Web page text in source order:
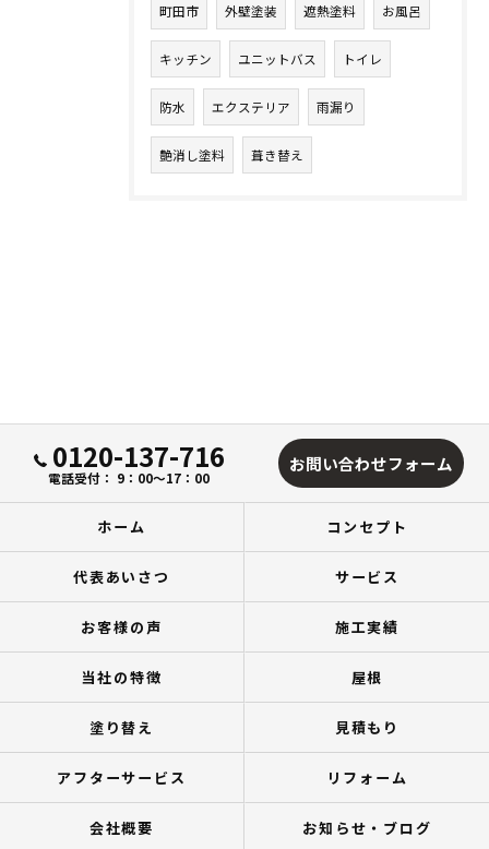
町田市 外壁塗装 遮熱塗料 お風呂
キッチン ユニットバス トイレ
防水 エクステリア 雨漏り
艶消し塗料 葺き替え
0120-137-716
電話受付： 9：00～17：00
お問い合わせフォーム
ホーム コンセプト
代表あいさつ サービス
お客様の声 施工実績
当社の特徴 屋根
塗り替え 見積もり
アフターサービス リフォーム
会社概要 お知らせ・ブログ